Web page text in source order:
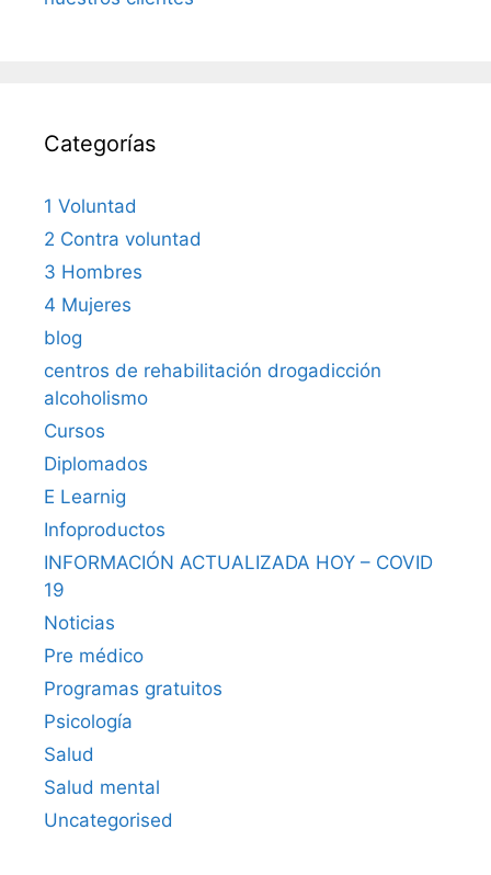
Categorías
1 Voluntad
2 Contra voluntad
3 Hombres
4 Mujeres
blog
centros de rehabilitación drogadicción
alcoholismo
Cursos
Diplomados
E Learnig
Infoproductos
INFORMACIÓN ACTUALIZADA HOY – COVID
19
Noticias
Pre médico
Programas gratuitos
Psicología
Salud
Salud mental
Uncategorised